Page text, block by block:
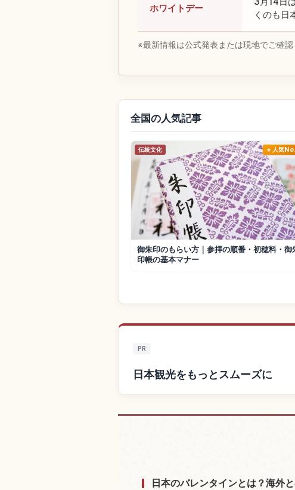
ホワイトデー
くのも日
※最新情報は公式発表または現地でご確認
全国の人気記事
伝統文化 人気
御朱印のもらい方｜参拝の順番・初穂料・御
印帳の基本マナー
PR
日本観光をもっとスムーズに
日本のバレンタインとは？海外